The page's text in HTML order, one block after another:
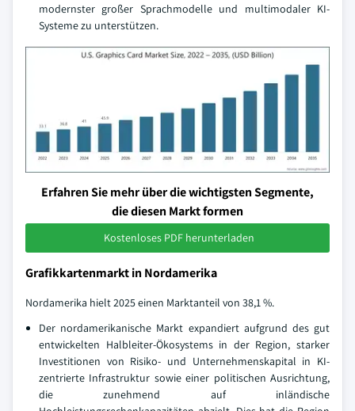
modernster großer Sprachmodelle und multimodaler KI-
Systeme zu unterstützen.
Erfahren Sie mehr über die wichtigsten Segmente,
die diesen Markt formen
Kostenloses PDF herunterladen
Grafikkartenmarkt in Nordamerika
Nordamerika hielt 2025 einen Marktanteil von 38,1 %.
Der nordamerikanische Markt expandiert aufgrund des gut
entwickelten Halbleiter-Ökosystems in der Region, starker
Investitionen von Risiko- und Unternehmenskapital in KI-
zentrierte Infrastruktur sowie einer politischen Ausrichtung,
die zunehmend auf inländische